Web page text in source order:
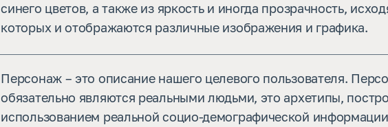
синего цветов, а также из яркость и иногда прозрачность,
которых и отображаются различные изображения и графика.
Персонаж – это описание нашего целевого пользователя.
обязательно являются реальными людьми, это архетипы,
использованием реальной социо-демографической